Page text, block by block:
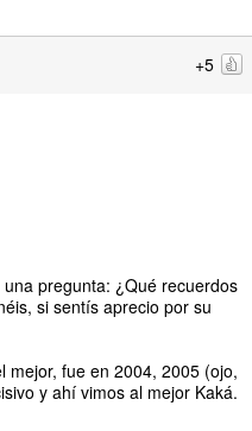
+5
pregunta: ¿Qué recuerdos
si sentís aprecio por su
mejor, fue en 2004, 2005 (ojo,
y ahí vimos al mejor Kaká.